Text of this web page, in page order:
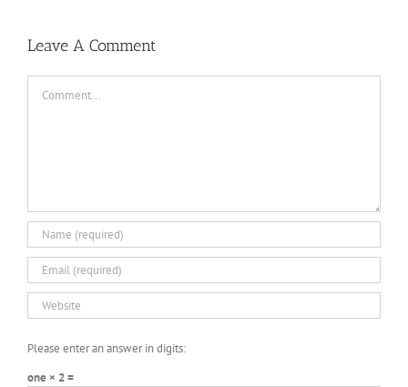
Leave A Comment
Please enter an answer in digits:
one × 2 =